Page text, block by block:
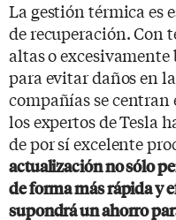
La gestión térmica es
de recuperación. Con
altas o
para evitar daños en
compañías se
los expertos de Tesla
de por sí excelente
actualización no sólo
de forma más rápida y
supondrá un ahorro